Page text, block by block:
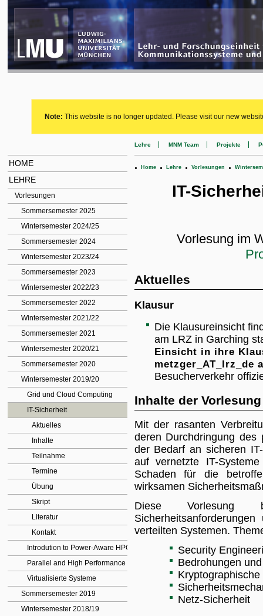
Note: This website is no longer updated. Please visit our new
HOME
LEHRE
Vorlesungen
Sommersemester 2025
Wintersemester 2024/25
Sommersemester 2024
Wintersemester 2023/24
Sommersemester 2023
Wintersemester 2022/23
Sommersemester 2022
Wintersemester 2021/22
Sommersemester 2021
Wintersemester 2020/21
Sommersemester 2020
Wintersemester 2019/20
Grid und Cloud Computing
IT-Sicherheit
Aktuelles
Inhalte
Teilnahme
Termine
Übung
Skript
Literatur
Kontakt
Introdution to Power-Aware HPC
Parallel and High Performance Computing
Virtualisierte Systeme
Sommersemester 2019
Wintersemester 2018/19
Lehre MNM Team Projekte
. Home . Lehre . Vorlesungen .
IT-
Vorlesung im
Aktuelles
Klausur
Die Klausureinsicht
am LRZ in Garching
Einsicht in ihre
metzger_AT_lrz_de
Besucherverkehr
Inhalte der Vorlesung
Mit der rasanten
deren Durchdringung des
der Bedarf an sicheren
auf vernetzte IT-
Schaden für die
wirksamen
Diese Vorlesung
verteilten Systemen.
Security
Bedrohungen
Netz-Sicherheit